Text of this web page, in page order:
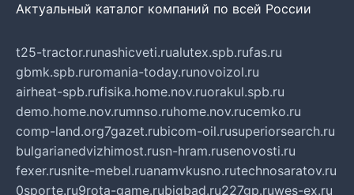
Актуальный каталог компаний по всей России
t25-tractor.runashicveti.rualutex.spb.rufas.ru
gbmk.spb.ruromania-today.runovoizol.ru
airheat-spb.rufisika.home.nov.ruorakul.spb.ru
demo.home.nov.rumnso.ruhome.nov.rucemko.ru
comp-land.org7gazet.rubicom-oil.rusuperiorsearch.ru
bulgarianedvizhimost.rusn-hram.rusenovosti.ru
fexer.rusnite-mebel.ruanamvkusno.rutechnosaratov.ru
0sporte.ru9rota-game.rubigbad.ru227gp.ruwes-ex.ru